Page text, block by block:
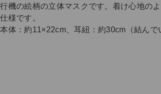
機の絵柄の立体マスクです。着け心地の
様です。
本体：約11×22cm、耳紐：約30cm（結んで